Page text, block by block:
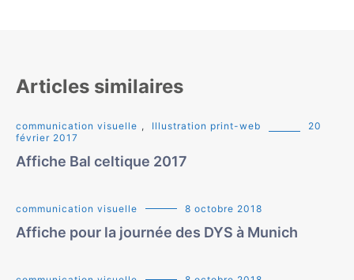
Articles similaires
communication visuelle , Illustration print-web
20
février 2017
Affiche Bal celtique 2017
communication visuelle 8 octobre 2018
Affiche pour la journée des DYS à Munich